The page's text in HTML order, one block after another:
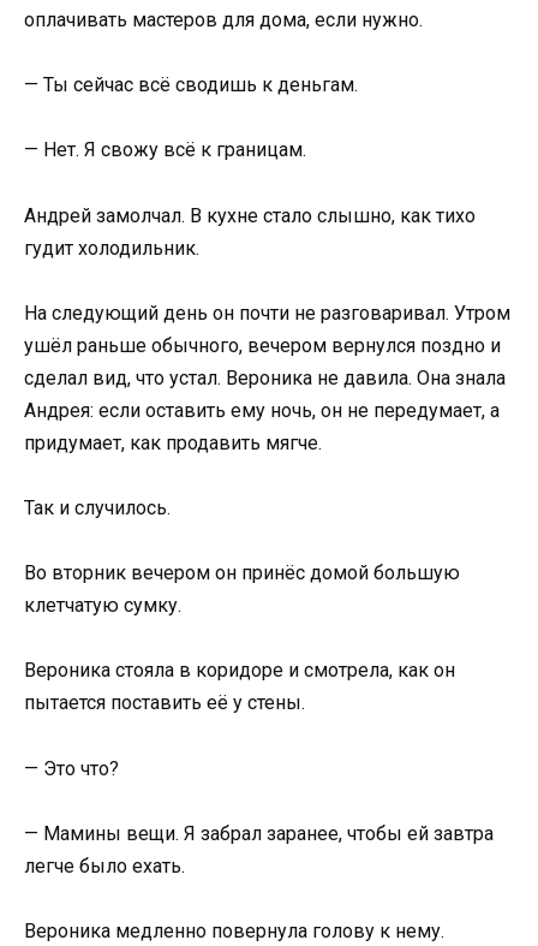
оплачивать мастеров для дома, если нужно.
— Ты сейчас всё сводишь к деньгам.
— Нет. Я свожу всё к границам.
Андрей замолчал. В кухне стало слышно, как тихо
гудит холодильник.
На следующий день он почти не разговаривал. Утром
ушёл раньше обычного, вечером вернулся поздно и
сделал вид, что устал. Вероника не давила. Она знала
Андрея: если оставить ему ночь, он не передумает, а
придумает, как продавить мягче.
Так и случилось.
Во вторник вечером он принёс домой большую
клетчатую сумку.
Вероника стояла в коридоре и смотрела, как он
пытается поставить её у стены.
— Это что?
— Мамины вещи. Я забрал заранее, чтобы ей завтра
легче было ехать.
Вероника медленно повернула голову к нему.